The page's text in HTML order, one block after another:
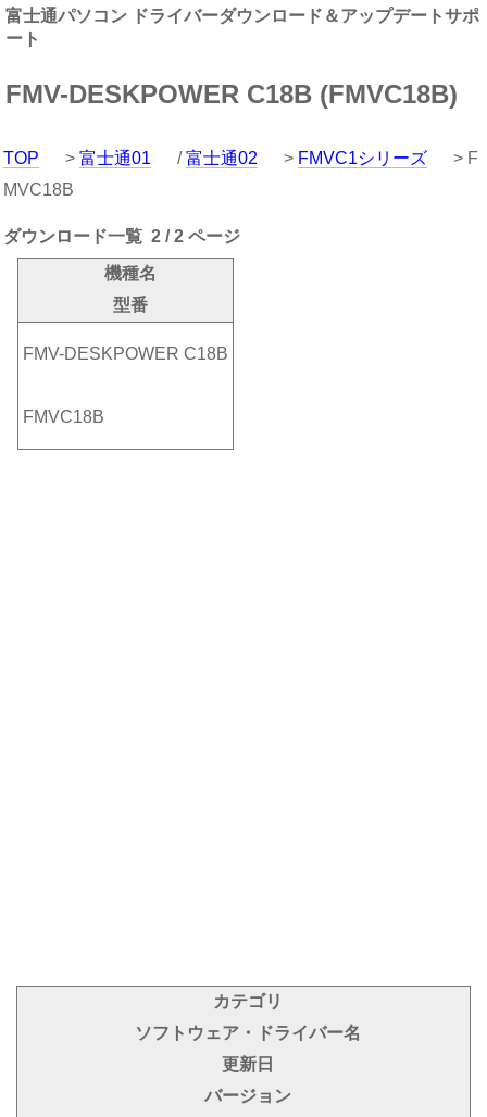
富士通パソコン ドライバーダウンロード＆アップデートサポ
ート
FMV-DESKPOWER C18B (FMVC18B)
TOP > 富士通01 /富士通02 > FMVC1シリーズ
> F
MVC18B
ダウンロード一覧 2 / 2 ページ
機種名
型番
FMV-DESKPOWER C18B
FMVC18B
カテゴリ
ソフトウェア・ドライバー名
更新日
バージョン